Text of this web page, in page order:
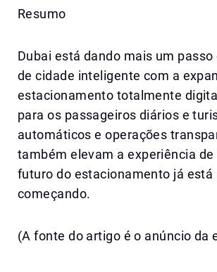
Resumo
Dubai está dando mais um
de cidade inteligente com a
estacionamento totalmente
para os passageiros diários e
automáticos e operações
também elevam a experiência
futuro do estacionamento já
começando.
(A fonte do artigo é o anúncio da